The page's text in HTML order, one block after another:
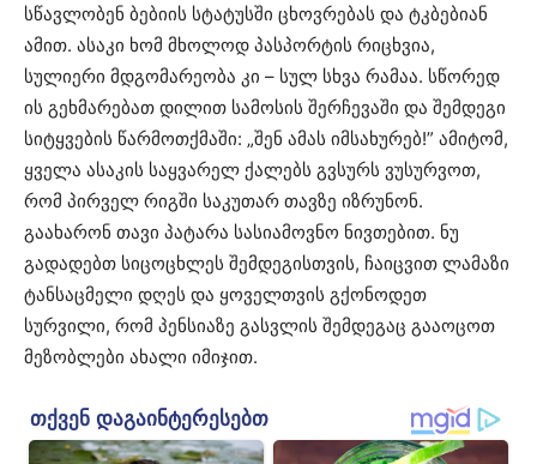
სწავლობენ ბებიის სტატუსში ცხოვრებას და ტკბებიან
ამით. ასაკი ხომ მხოლოდ პასპორტის რიცხვია,
სულიერი მდგომარეობა კი – სულ სხვა რამაა. სწორედ
ის გეხმარებათ დილით სამოსის შერჩევაში და შემდეგი
სიტყვების წარმოთქმაში: „შენ ამას იმსახურებ!” ამიტომ,
ყველა ასაკის საყვარელ ქალებს გვსურს ვუსურვოთ,
რომ პირველ რიგში საკუთარ თავზე იზრუნონ.
გაახარონ თავი პატარა სასიამოვნო ნივთებით. ნუ
გადადებთ სიცოცხლეს შემდეგისთვის, ჩაიცვით ლამაზი
ტანსაცმელი დღეს და ყოველთვის გქონოდეთ
სურვილი, რომ პენსიაზე გასვლის შემდეგაც გააოცოთ
მეზობლები ახალი იმიჯით.